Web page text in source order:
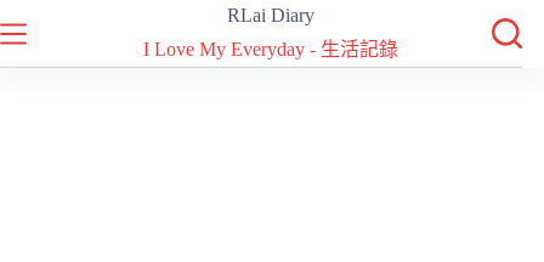
至
主
RLai Diary
I Love My Everyday - 生活記錄